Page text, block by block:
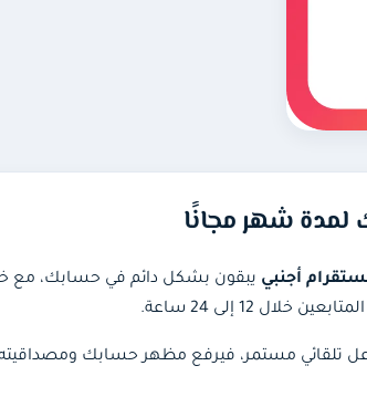
يبقون بشكل دائم في حسابك، مع
12 إلى 24 ساعة.
تلقائي مستمر، فيرفع مظهر حسابك